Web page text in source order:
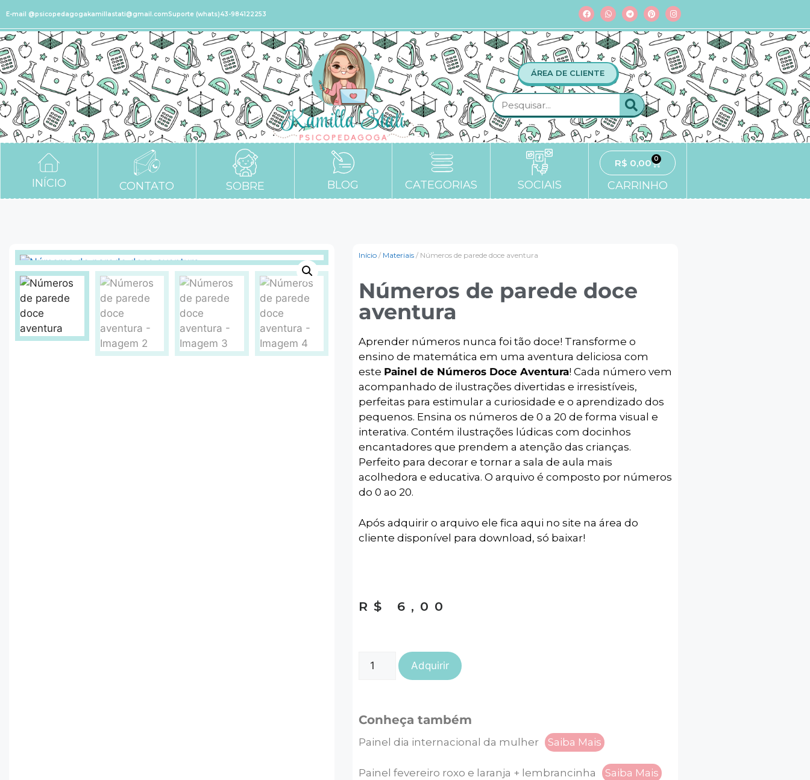
E-mail @psicopedagogakamillastati@gmail.comSuporte (whats)43-984122253
ÁREA DE CLIENTE
INÍCIO CONTATO SOBRE BLOG CATEGORIAS SOCIAIS
R$ 0,00 0
CARRINHO
Início / Materiais / Números de parede doce aventura
Números de parede doce
aventura
Aprender números nunca foi tão doce! Transforme o
ensino de matemática em uma aventura deliciosa com
este Painel de Números Doce Aventura! Cada número vem
acompanhado de ilustrações divertidas e irresistíveis,
perfeitas para estimular a curiosidade e o aprendizado dos
pequenos. Ensina os números de 0 a 20 de forma visual e
interativa. Contém ilustrações lúdicas com docinhos
encantadores que prendem a atenção das crianças.
Perfeito para decorar e tornar a sala de aula mais
acolhedora e educativa. O arquivo é composto por números
do 0 ao 20.
Após adquirir o arquivo ele fica aqui no site na área do
cliente disponível para download, só baixar!
R$ 6,00
Adquirir
Conheça também
Painel dia internacional da mulher Saiba Mais
Painel fevereiro roxo e laranja + lembrancinha Saiba Mais